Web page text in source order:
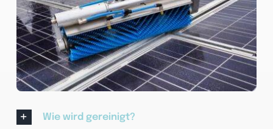
Wie wird gereinigt?